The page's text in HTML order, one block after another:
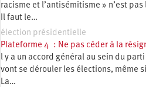
racisme et l’antisémitisme » n’est
Il faut le…
élection présidentielle
Plateforme 4 : Ne pas céder à la
l y a un accord général au sein du
vont se dérouler les élections, même
La…